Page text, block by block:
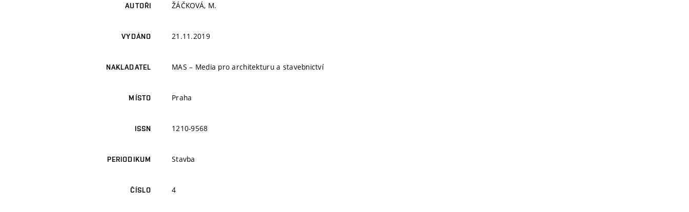
AUTOŘI ŽÁČKOVÁ, M.
VYDÁNO 21.11.2019
NAKLADATEL MAS – Media pro architekturu a stavebnictví
MÍSTO Praha
ISSN 1210-9568
PERIODIKUM Stavba
ČÍSLO 4